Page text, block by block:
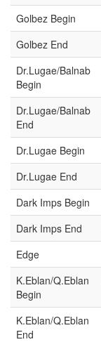
Golbez Begin
Golbez End
Dr.Lugae/Balnab
Begin
Dr.Lugae/Balnab
End
Dr.Lugae Begin
Dr.Lugae End
Dark Imps Begin
Dark Imps End
Edge
K.Eblan/Q.Eblan
Begin
K.Eblan/Q.Eblan
End